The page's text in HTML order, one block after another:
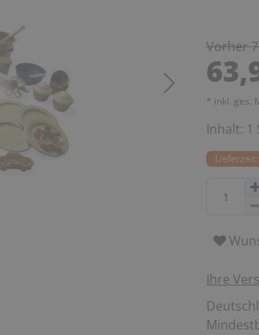
Vorher
* inkl. ges.
Inhalt: 1
Ihre